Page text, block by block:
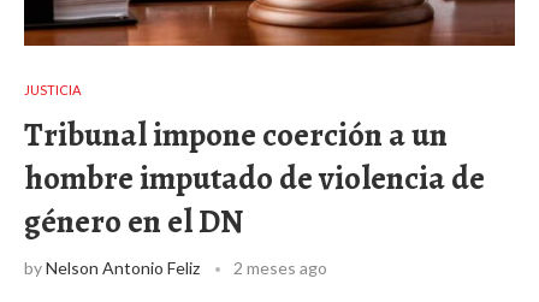
JUSTICIA
Tribunal impone coerción a un
hombre imputado de violencia de
género en el DN
byNelson Antonio Feliz 2 meses ago